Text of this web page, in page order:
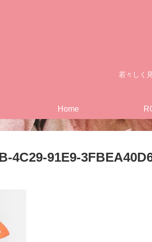
若々しく
Home
4C29-91E9-